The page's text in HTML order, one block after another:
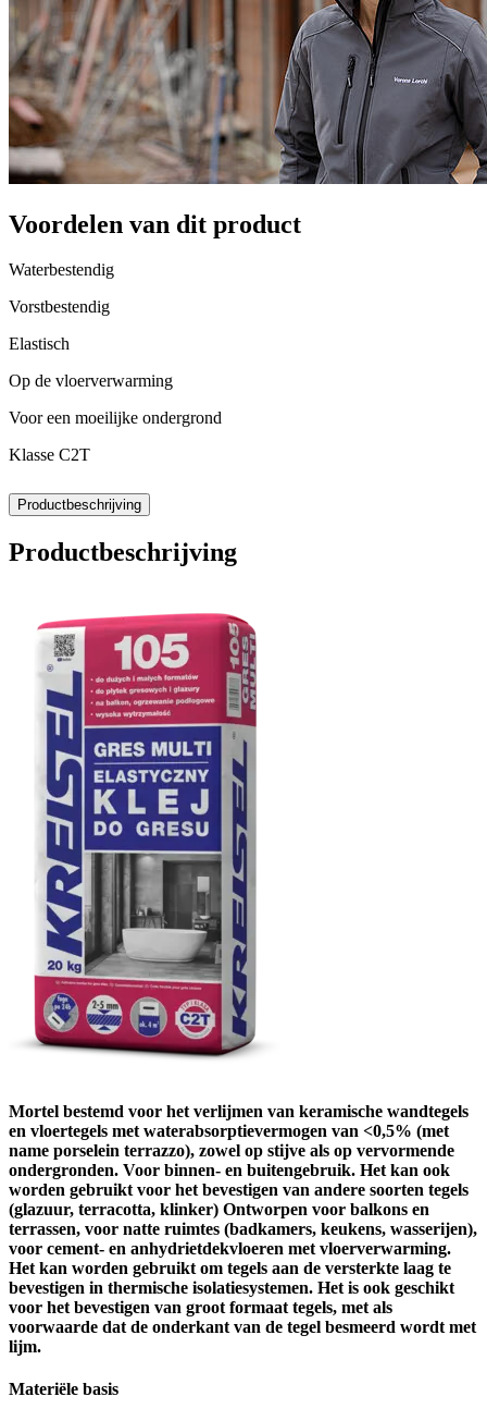
Voordelen van dit product
Waterbestendig
Vorstbestendig
Elastisch
Op de vloerverwarming
Voor een moeilijke ondergrond
Klasse C2T
Productbeschrijving
Productbeschrijving
Mortel bestemd voor het verlijmen van keramische wandtegels
en vloertegels met waterabsorptievermogen van <0,5% (met
name porselein terrazzo), zowel op stijve als op vervormende
ondergronden. Voor binnen- en buitengebruik. Het kan ook
worden gebruikt voor het bevestigen van andere soorten tegels
(glazuur, terracotta, klinker) Ontworpen voor balkons en
terrassen, voor natte ruimtes (badkamers, keukens, wasserijen),
voor cement- en anhydrietdekvloeren met vloerverwarming.
Het kan worden gebruikt om tegels aan de versterkte laag te
bevestigen in thermische isolatiesystemen. Het is ook geschikt
voor het bevestigen van groot formaat tegels, met als
voorwaarde dat de onderkant van de tegel besmeerd wordt met
lijm.
Materiële basis